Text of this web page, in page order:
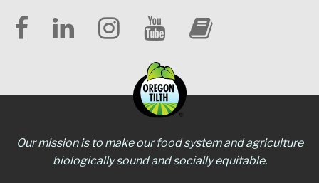
Our mission is to make our food system and agriculture
biologically sound and socially equitable.